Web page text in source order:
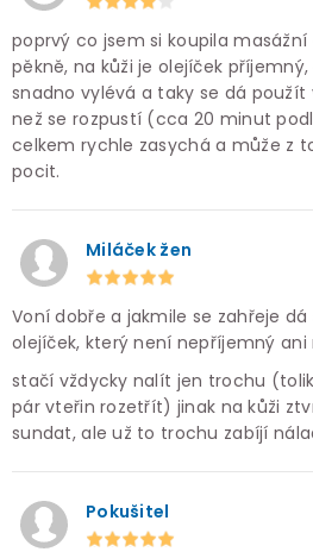
poprvý co jsem si koupila masážní
pěkně, na kůži je olejíček
snadno vylévá a taky se dá
než se rozpustí (cca 20 minut
celkem rychle zasychá a může z
pocit.
Miláček žen
Voní dobře a jakmile se zahřeje
olejíček, který není nepříjemný
stačí vždycky nalít jen trochu
pár vteřin rozetřít) jinak na kůži
sundat, ale už to trochu zabíjí
Pokušitel